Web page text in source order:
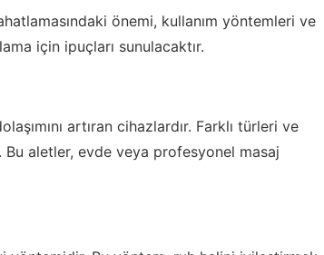
önemi, kullanım yöntemleri ve
için ipuçları sunulacaktır.
artıran cihazlardır. Farklı türleri ve
Bu aletler, evde veya profesyonel masaj